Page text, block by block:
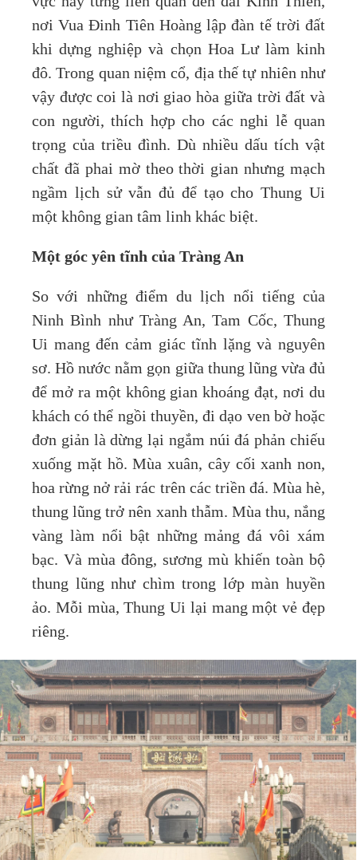
nơi Vua Đinh Tiên Hoàng lập đàn tế trời đất
khi dựng nghiệp và chọn Hoa Lư làm kinh
đô. Trong quan niệm cổ, địa thế tự nhiên như
vậy được coi là nơi giao hòa giữa trời đất và
con người, thích hợp cho các nghi lễ quan
trọng của triều đình. Dù nhiều dấu tích vật
chất đã phai mờ theo thời gian nhưng mạch
ngầm lịch sử vẫn đủ để tạo cho Thung Ui
một không gian tâm linh khác biệt.
Một góc yên tĩnh của Tràng An
So với những điểm du lịch nổi tiếng của
Ninh Bình như Tràng An, Tam Cốc, Thung
Ui mang đến cảm giác tĩnh lặng và nguyên
sơ. Hồ nước nằm gọn giữa thung lũng vừa đủ
để mở ra một không gian khoáng đạt, nơi du
khách có thể ngồi thuyền, đi dạo ven bờ hoặc
đơn giản là dừng lại ngắm núi đá phản chiếu
xuống mặt hồ. Mùa xuân, cây cối xanh non,
hoa rừng nở rải rác trên các triền đá. Mùa hè,
thung lũng trở nên xanh thẫm. Mùa thu, nắng
vàng làm nổi bật những mảng đá vôi xám
bạc. Và mùa đông, sương mù khiến toàn bộ
thung lũng như chìm trong lớp màn huyền
ảo. Mỗi mùa, Thung Ui lại mang một vẻ đẹp
riêng.